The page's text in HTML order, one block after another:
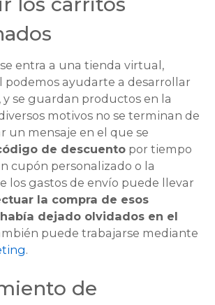
entra a una tienda virtual,
podemos ayudarte a desarrollar
, y se guardan productos en la
motivos no se terminan de
un mensaje en el que se
de descuento por tiempo
cupón personalizado o la
los gastos de envío puede llevar
la compra de esos
dejado olvidados en el
puede trabajarse mediante
.
de